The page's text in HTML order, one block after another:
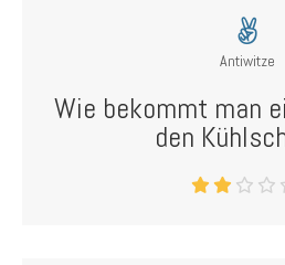
Antiwitze
Wie bekommt man
den